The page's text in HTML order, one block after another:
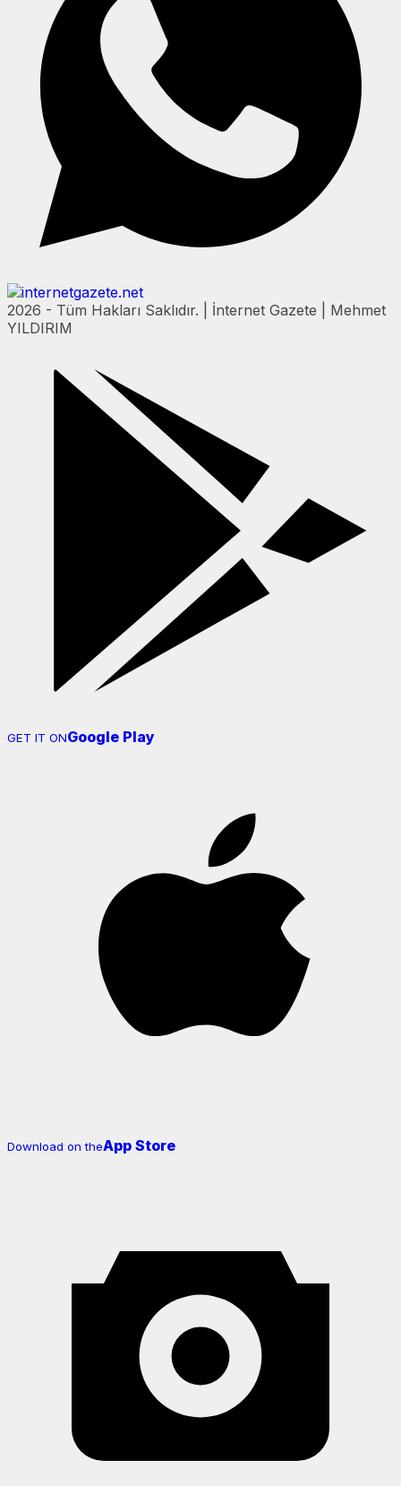
2026 - Tüm Hakları Saklıdır. | İnternet Gazete | Mehmet
YILDIRIM
GET IT ONGoogle Play
Download on theApp Store